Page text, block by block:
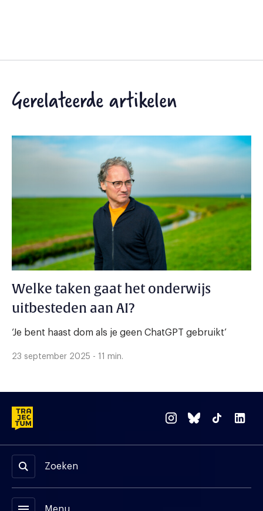
Gerelateerde artikelen
Welke taken gaat het onderwijs
uitbesteden aan AI?
‘Je bent haast dom als je geen ChatGPT gebruikt’
23 september 2025 - 11 min.
Zoeken